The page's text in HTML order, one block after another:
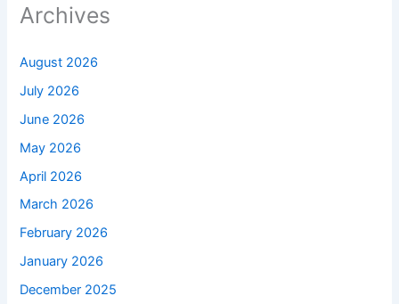
Archives
August 2026
July 2026
June 2026
May 2026
April 2026
March 2026
February 2026
January 2026
December 2025